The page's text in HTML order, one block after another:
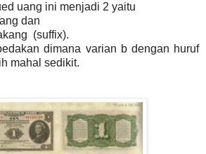
uang ini menjadi 2 yaitu
dan
(suffix).
dimana varian b dengan huruf
mahal sedikit.